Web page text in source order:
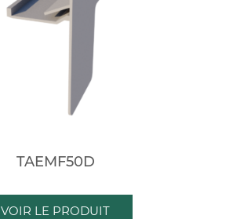
TAEMF50D
VOIR LE PRODUIT